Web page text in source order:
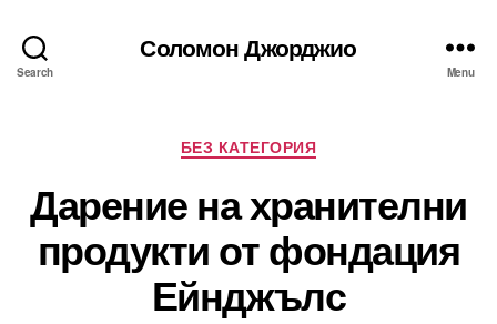
Search
Соломон Джорджио
Menu
Categories
БЕЗ КАТЕГОРИЯ
Дарение на хранителни
продукти от фондация
Ейнджълс